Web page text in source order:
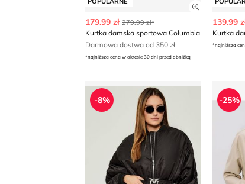
Zobacz
179.99 zł 279.99 zł*
Kurtka damska sportowa Columbia
Darmowa dostwa od 350 zł
*najniższa cena w okresie 30 dni przed obniżką
139.99
Kurtka
*najniższa
Kurtka damska Pinko
-8% -25%